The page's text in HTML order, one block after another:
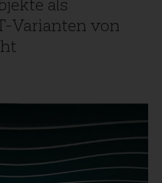
als
Varianten von